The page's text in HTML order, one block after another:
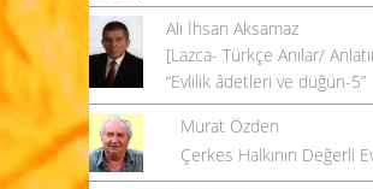
Ali İhsan Aksamaz
[Lazca- Türkçe Anılar/
“Evlilik âdetleri ve düğün-5”
Murat Özden
Çerkes Halkının Değerli